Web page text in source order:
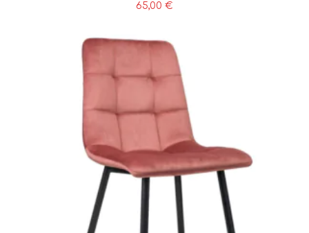
65,00 €